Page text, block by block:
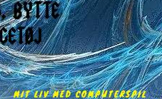
MIT LIV MED COMPUTERSPIL